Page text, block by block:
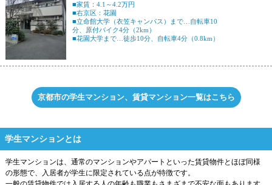
■家賃：4.1～4.2万円
■右京区：花園
■立命館大学（衣笠キャンパス）まで…自転車10
分、原付バイク4分（2km）
■花園大学まで…徒歩10分、自転車4分（0.8km）
京都市の学生マンション、賃貸マンション一覧はこちら
学生マンションとは
学生マンションは、通常のマンションやアパートといった賃貸物件とほぼ同様
の形態で、入居者が学生に限定されている点が特徴です。